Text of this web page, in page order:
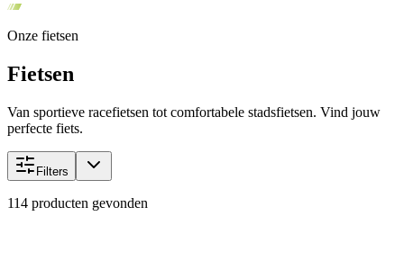
Onze fietsen
Fietsen
Van sportieve racefietsen tot comfortabele stadsfietsen. Vind jouw
perfecte fiets.
Filters
114 producten gevonden